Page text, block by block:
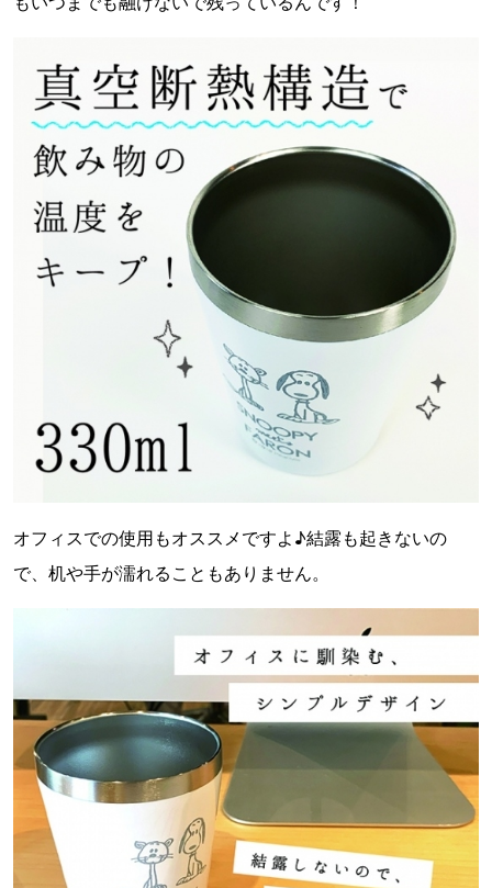
オフィスでの使用もオススメですよ♪結露も起きないの
で、机や手が濡れることもありません。